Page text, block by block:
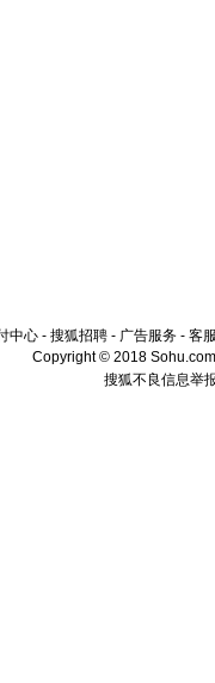
中心 - 搜狐招聘 - 广告服务 - 客
Copyright © 2018
搜狐不良信息举